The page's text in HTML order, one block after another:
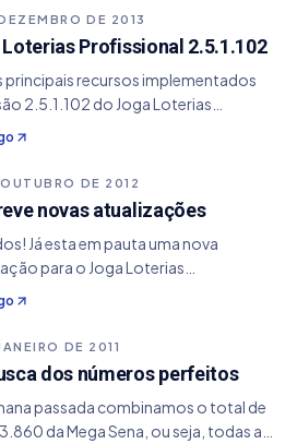
de indicar quais posições
já saíram em…
DE 2013
Profissional 2.5.1.102
principais recursos implementados
2.5.1.102 do Joga Loterias
- Implementado a Estatística de
de Posições Combinadas
Sena - Adicionado o novo
de impressão do volante 06/2013
Sena da Virada - Corrigido novo
para os Resultados da Quina, que
invertidos.
DE 2012
novas atualizações
Já esta em pauta uma nova
para o Joga Loterias
onde deverá conter alguns bugs
e a implementação do novo
Mega Sena com a possibilidade de
cientes…
DE 2011
dos números perfeitos
passada combinamos o total de
da Mega Sena, ou seja, todas as